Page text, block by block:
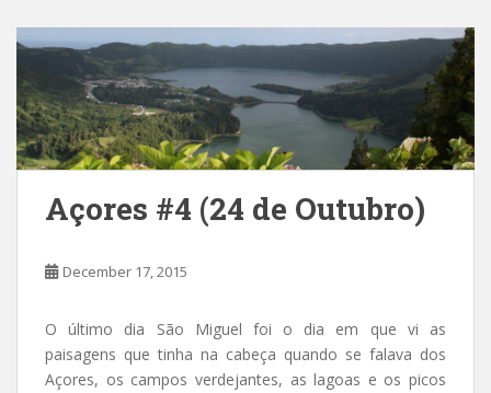
Açores #4 (24 de Outubro)
December 17, 2015
O último dia São Miguel foi o dia em que vi as
paisagens que tinha na cabeça quando se falava dos
Açores, os campos verdejantes, as lagoas e os picos